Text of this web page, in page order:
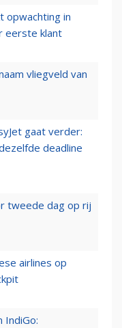
opwachting in
eerste klant
vliegveld van
gaat verder:
deadline
tweede dag op rij
airlines op
IndiGo: